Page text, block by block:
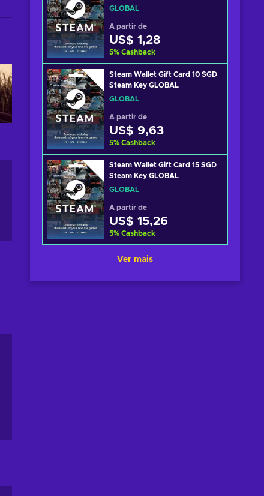
GLOBAL
A partir de
US$ 1,28
5% Cashback
Steam Wallet Gift Card 10 SGD
Steam Key GLOBAL
GLOBAL
A partir de
US$ 9,63
5% Cashback
Steam Wallet Gift Card 15 SGD
Steam Key GLOBAL
GLOBAL
A partir de
US$ 15,26
5% Cashback
Ver mais